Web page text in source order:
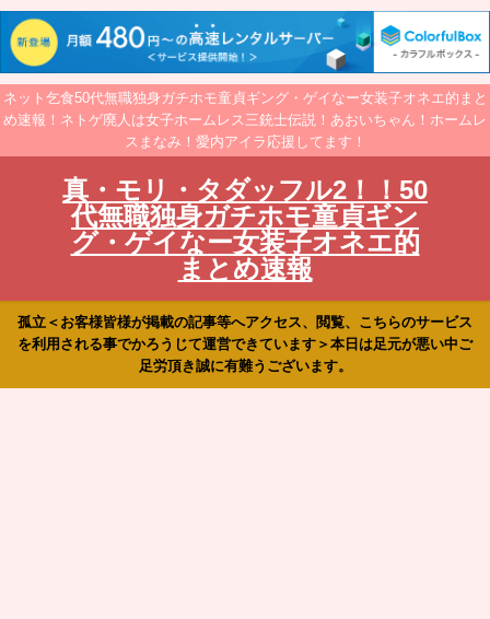
ネット乞食50代無職独身ガチホモ童貞ギング・ゲイなー女装子オネエ的まと
め速報！ネトゲ廃人は女子ホームレス三銃士伝説！あおいちゃん！ホームレ
スまなみ！愛内アイラ応援してます！
真・モリ・タダッフル2！！50
代無職独身ガチホモ童貞ギン
グ・ゲイなー女装子オネエ的
まとめ速報
孤立＜お客様皆様が掲載の記事等へアクセス、閲覧、こちらのサービス
を利用される事でかろうじて運営できています＞本日は足元が悪い中ご
足労頂き誠に有難うございます。